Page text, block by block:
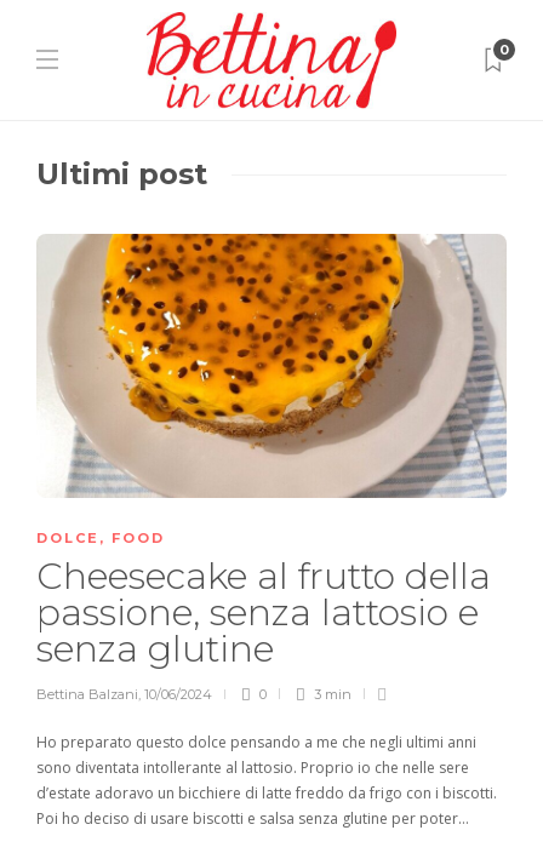
0
Ultimi post
DOLCE , FOOD
Cheesecake al frutto della
passione, senza lattosio e
senza glutine
Bettina Balzani, 10/06/2024 0 3 min
Ho preparato questo dolce pensando a me che negli ultimi anni
sono diventata intollerante al lattosio. Proprio io che nelle sere
d’estate adoravo un bicchiere di latte freddo da frigo con i biscotti.
Poi ho deciso di usare biscotti e salsa senza glutine per poter…